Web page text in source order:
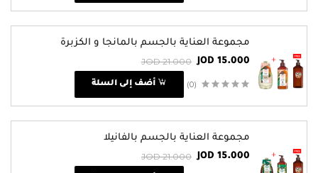
مجموعة العناية بالجسم بالمانجا و الكزبرة
JOD 15.000
JOD 21.000
(0)
مجموعة العناية بالجسم بالفانيلا
JOD 15.000
JOD 21.000